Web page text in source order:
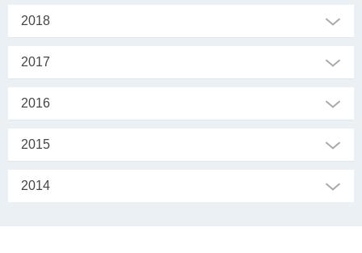
2018
2017
2016
2015
2014